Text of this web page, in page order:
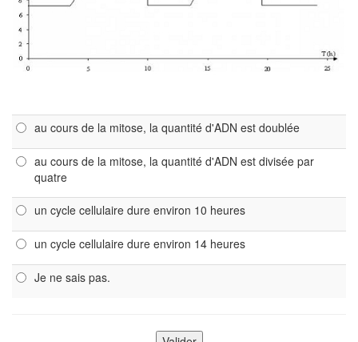
au cours de la mitose, la quantité d'ADN est doublée
au cours de la mitose, la quantité d'ADN est divisée par
quatre
un cycle cellulaire dure environ 10 heures
un cycle cellulaire dure environ 14 heures
Je ne sais pas.